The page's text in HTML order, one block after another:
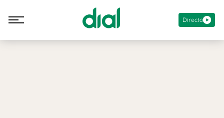
Directo